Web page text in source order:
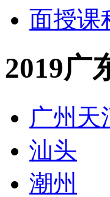
面授课
2019广
广州天
汕头
潮州